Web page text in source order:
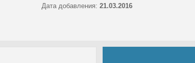
Дата добавления: 21.03.2016